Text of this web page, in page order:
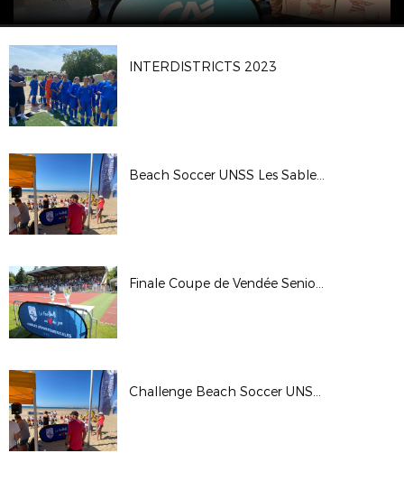
INTERDISTRICTS 2023
Beach Soccer UNSS Les Sables d'Olonne 31-05-2023
Finale Coupe de Vendée Seniors 27-05-2023
Challenge Beach Soccer UNSS 31-05-2023